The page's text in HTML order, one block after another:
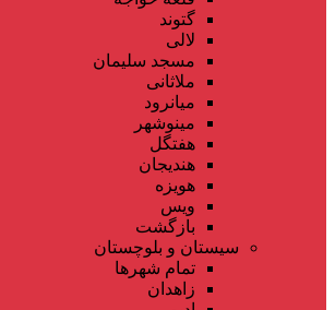
گتوند
لالی
مسجد سلیمان
ملاثانی
میانرود
مینوشهر
هفتگل
هندیجان
هویزه
ویس
بازگشت
سیستان و بلوچستان
تمام شهر‌ها
زاهدان